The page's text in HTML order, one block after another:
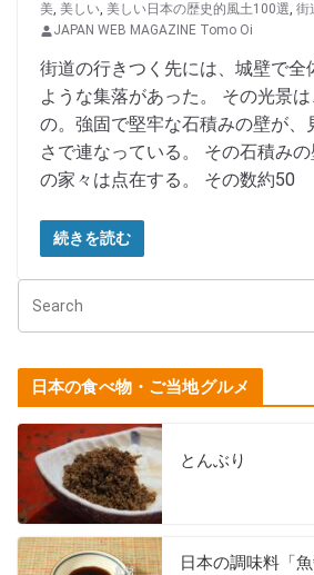
美, 美しい, 美しい日本の歴史的風土100選, 街
JAPAN WEB MAGAZINE Tomo Oi
街道の行きつく先には、城壁で全
ような集落があった。 その光景
の。強固で堅牢な石積みの壁が、
さで連なっている。 その石積み
の家々は点在する。 その数約50
続きを読む
日本の食べ物・ご当地グルメ
とんぶり
日本の調味料「